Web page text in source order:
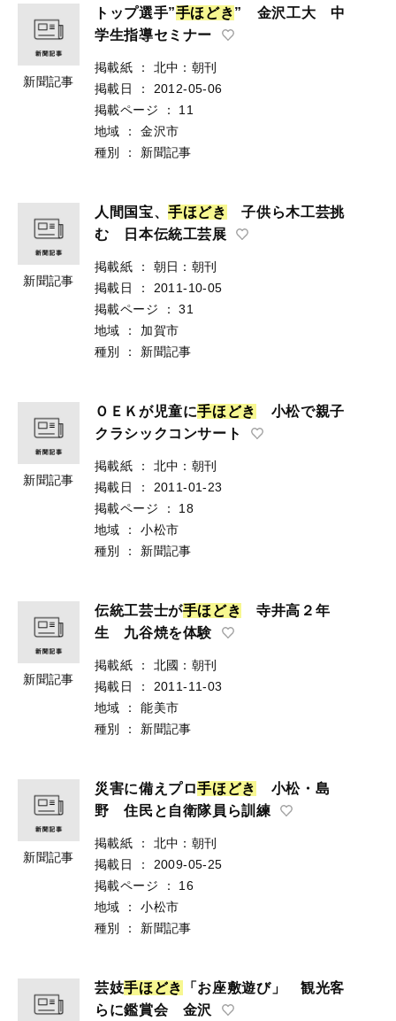
新聞記事
トップ選手”手ほ どき” 金沢工大 中
学生指導セミナー
掲載紙 ：
北中：朝刊
掲載日
：
2012-05-06
掲載ページ
：
11
地域
：
金沢市
種別
： 新聞記事
新聞記事
人間国宝、手ほどき
子供ら木工芸挑
む 日本伝統工芸展
掲載紙 ：
朝日：朝刊
掲載日
：
2011-10-05
掲載ページ
：
31
地域
：
加賀市
種別
： 新聞記事
新聞記事
ＯＥＫが児童に手ほ どき
小松で親子
クラシックコンサート
掲載紙 ：
北中：朝刊
掲載日
：
2011-01-23
掲載ページ
：
18
地域
：
小松市
種別
： 新聞記事
新聞記事
伝統工芸士が手ほ どき
寺井高２年
生 九谷焼を体験
掲載紙 ：
北國：朝刊
掲載日
：
2011-11-03
地域
：
能美市
種別
： 新聞記事
新聞記事
災害に備えプロ手ほ どき
小松・島
野 住民と自衛隊員ら訓練
掲載紙 ：
北中：朝刊
掲載日
：
2009-05-25
掲載ページ
：
16
地域
：
小松市
種別
： 新聞記事
芸妓手ほ どき
「お座敷遊び」 観光客
らに鑑賞会 金沢